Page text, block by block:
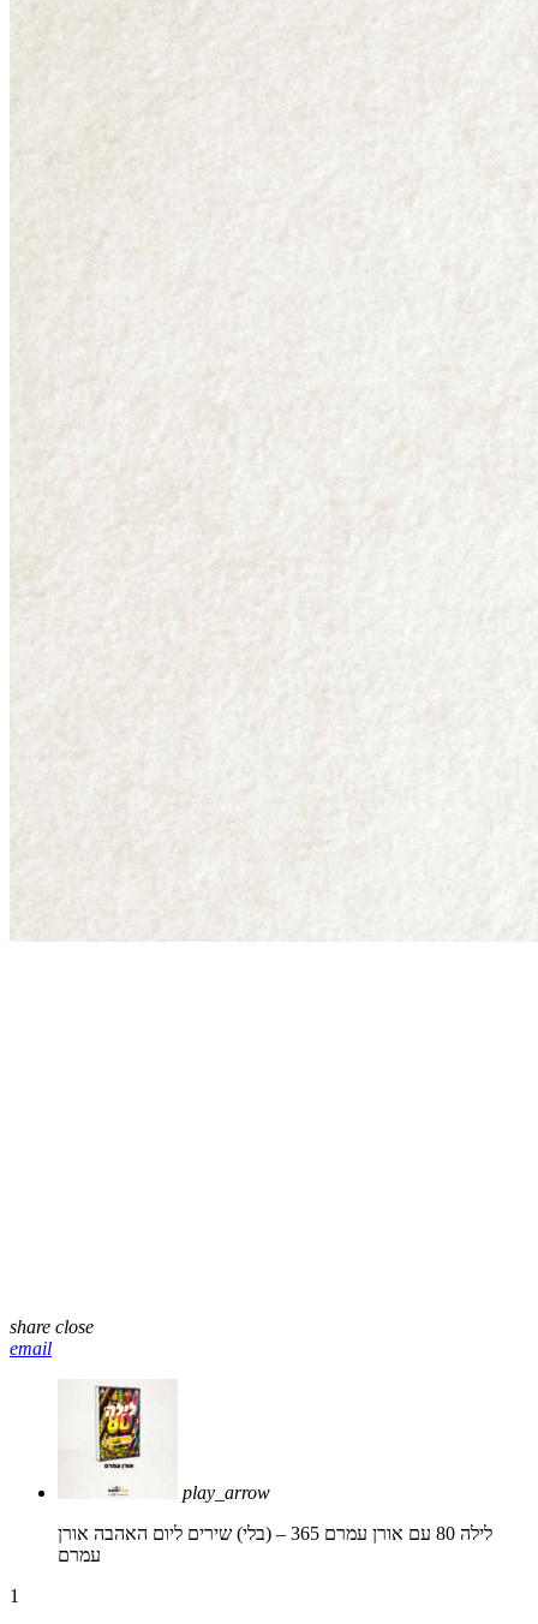
share close
email
play_arrow
לילה 80 עם אורן עמרם 365 – (בלי) שירים ליום האהבה
אורן
עמרם
1